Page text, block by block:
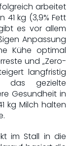
arbeitet
kg (3,9% Fett
es vor allem
Anpassung
Kühe optimal
und „Zero-
langfristig
das gezielte
Gesundheit in
kg Milch halten
im Stall in die